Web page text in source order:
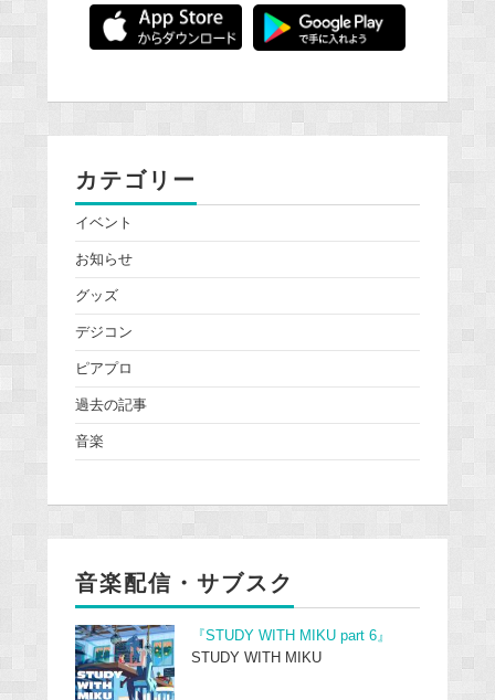
カテゴリー
イベント
お知らせ
グッズ
デジコン
ピアプロ
過去の記事
音楽
音楽配信・サブスク
『STUDY WITH MIKU part 6』
STUDY WITH MIKU